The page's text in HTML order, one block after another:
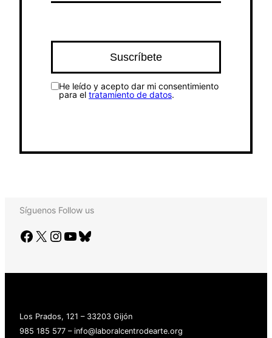
He leído y acepto dar mi consentimiento
para el tratamiento de datos.
Síguenos Follow us
Facebook X Instagram YouTube Bluesky
Los Prados, 121 – 33203 Gijón
985 185 577 – info@laboralcentrodearte.org